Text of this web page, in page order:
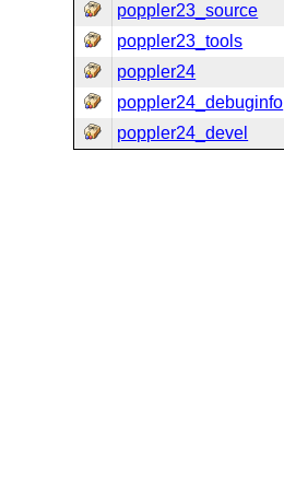
poppler23_source
poppler23_tools
poppler24
poppler24_debuginfo
poppler24_devel